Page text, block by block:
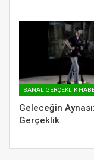
SANAL GERÇEKLIK
Geleceğin
Gerçeklik